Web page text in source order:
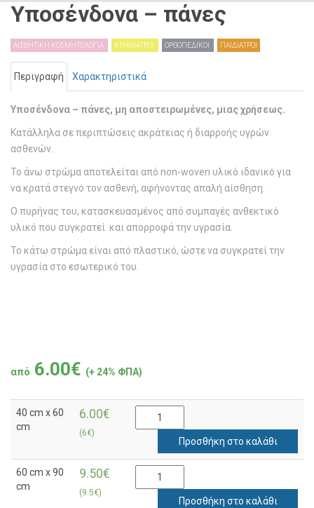
Υποσένδονα – πάνες
ΑΙΣΘΗΤΙΚΗ ΚΟΣΜΗΤΟΛΟΓΙΑ ΚΤΗΝΙΑΤΡΟΙ ΟΡΘΟΠΕΔΙΚΟΙ ΠΑΙΔΙΑΤΡΟΙ
Περιγραφή Χαρακτηριστικά
Υποσένδονα – πάνες, μη αποστειρωμένες, μιας χρήσεως.
Κατάλληλα σε περιπτώσεις ακράτειας ή διαρροής υγρών
ασθενών.
Το άνω στρώμα αποτελείται από non-woven υλικό ιδανικό για
να κρατά στεγνό τον ασθενή, αφήνοντας απαλή αίσθηση.
Ο πυρήνας του, κατασκευασμένος από συμπαγές ανθεκτικό
υλικό που συγκρατεί και απορροφά την υγρασία.
Το κάτω στρώμα είναι από πλαστικό, ώστε να συγκρατεί την
υγρασία στο εσωτερικό του.
από 6.00€ (+ 24% ΦΠΑ)
40 cm x 60
cm
6.00€
(6€)
Προσθήκη στο καλάθι
60 cm x 90
cm
9.50€
(9.5€)
Προσθήκη στο καλάθι